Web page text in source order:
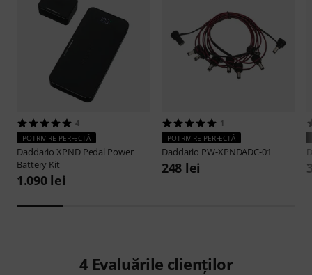
4
POTRIVIRE PERFECTĂ
DaddarioXPND Pedal Power
Battery Kit
1.090 lei
1
POTRIVIRE PERFECTĂ
Daddario PW-XPNDADC-01
248 lei
4 Evaluările clienților